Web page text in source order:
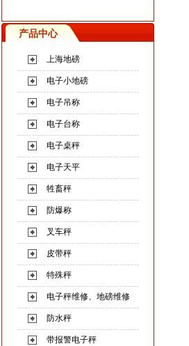
产品中心
上海地磅
电子小地磅
电子吊称
电子台称
电子桌秤
电子天平
牲畜秤
防爆称
叉车秤
皮带秤
特殊秤
电子秤维修、地磅维修
防水秤
带报警电子秤